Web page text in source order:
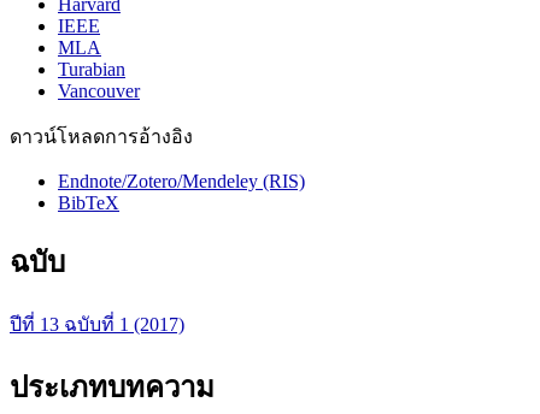
IEEE
MLA
Turabian
Vancouver
ดาวน์โหลดการอ้างอิง
Endnote/Zotero/Mendeley (RIS)
BibTeX
ฉบับ
ปีที่ 13 ฉบับที่ 1 (2017)
ประเภทบทความ